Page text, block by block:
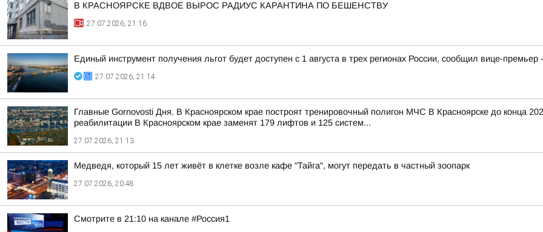
В КРАСНОЯРСКЕ ВДВОЕ ВЫРОС РАДИУС КАРАНТИНА ПО БЕШЕНСТВУ
27.07.2026, 21:16
Единый инструмент получения льгот будет доступен с 1 августа в трех регионах России, сообщил вице-
27.07.2026, 21:14
Главные Gornovosti Дня. В Красноярском крае построят тренировочный полигон МЧС В Красноярске до конца
реабилитации В Красноярском крае заменят 179 лифтов и 125 систем...
27.07.2026, 21:13
Медведя, который 15 лет живёт в клетке возле кафе "Тайга", могут передать в частный зоопарк
27.07.2026, 20:48
Смотрите в 21:10 на канале #Россия1